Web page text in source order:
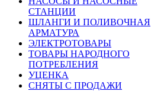
СТАНЦИИ
ШЛАНГИ И ПОЛИВОЧНАЯ
АРМАТУРА
ЭЛЕКТРОТОВАРЫ
ТОВАРЫ НАРОДНОГО
ПОТРЕБЛЕНИЯ
УЦЕНКА
СНЯТЫ С ПРОДАЖИ